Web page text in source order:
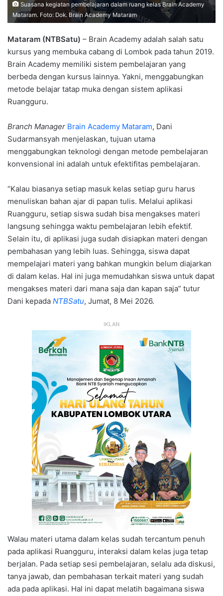
Suasana kegiatan pembelajaran dalam ruang kelas Brain Academy
Mataram. Foto: Dok. Brain Academy Mataram
Mataram (NTBSatu) – Brain Academy adalah salah satu
kursus yang membuka cabang di Lombok pada tahun 2019.
Brain Academy memiliki sistem pembelajaran yang
berbeda dengan kursus lainnya. Yakni, menggabungkan
metode belajar tatap muka dengan sistem aplikasi
Ruangguru.
Branch Manager Brain Academy Mataram, Dani
Sudarmansyah menjelaskan, tujuan utama
menggabungkan teknologi dengan metode pembelajaran
konvensional ini adalah untuk efektifitas pembelajaran.
“Kalau biasanya setiap masuk kelas setiap guru harus
menuliskan bahan ajar di papan tulis. Melalui aplikasi
Ruangguru, setiap siswa sudah bisa mengakses materi
langsung sehingga waktu pembelajaran lebih efektif.
Selain itu, di aplikasi juga sudah disiapkan materi dengan
pembahasan yang lebih luas. Sehingga, siswa dapat
mempelajari materi yang bahkan mungkin belum diajarkan
di dalam kelas. Hal ini juga memudahkan siswa untuk dapat
mengakses materi dari mana saja dan kapan saja” tutur
Dani kepada NTBSatu, Jumat, 8 Mei 2026.
IKLAN
Walau materi utama dalam kelas sudah tercantum penuh
pada aplikasi Ruangguru, interaksi dalam kelas juga tetap
berjalan. Pada setiap sesi pembelajaran, selalu ada diskusi,
tanya jawab, dan pembahasan terkait materi yang sudah
ada pada aplikasi. Hal ini dapat melatih bagaimana siswa